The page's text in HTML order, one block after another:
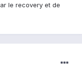
le recovery et de